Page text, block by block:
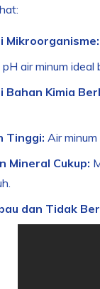
Mikroorganisme:
pH air minum ideal
Bahan Kimia
Tinggi: Air
Mineral Cukup:
dan Tidak